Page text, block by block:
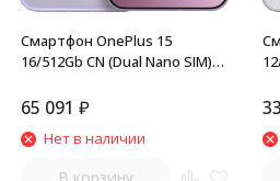
Смартфон OnePlus 15
16/512Gb CN (Dual Nano SIM)
65 091 ₽
Нет в наличии